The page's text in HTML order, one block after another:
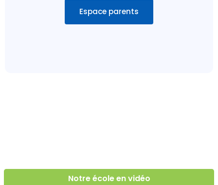
Espace parents
Notre école en vidéo